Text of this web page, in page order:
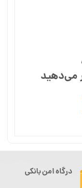
می‌دهید
درگاه امن بانکی